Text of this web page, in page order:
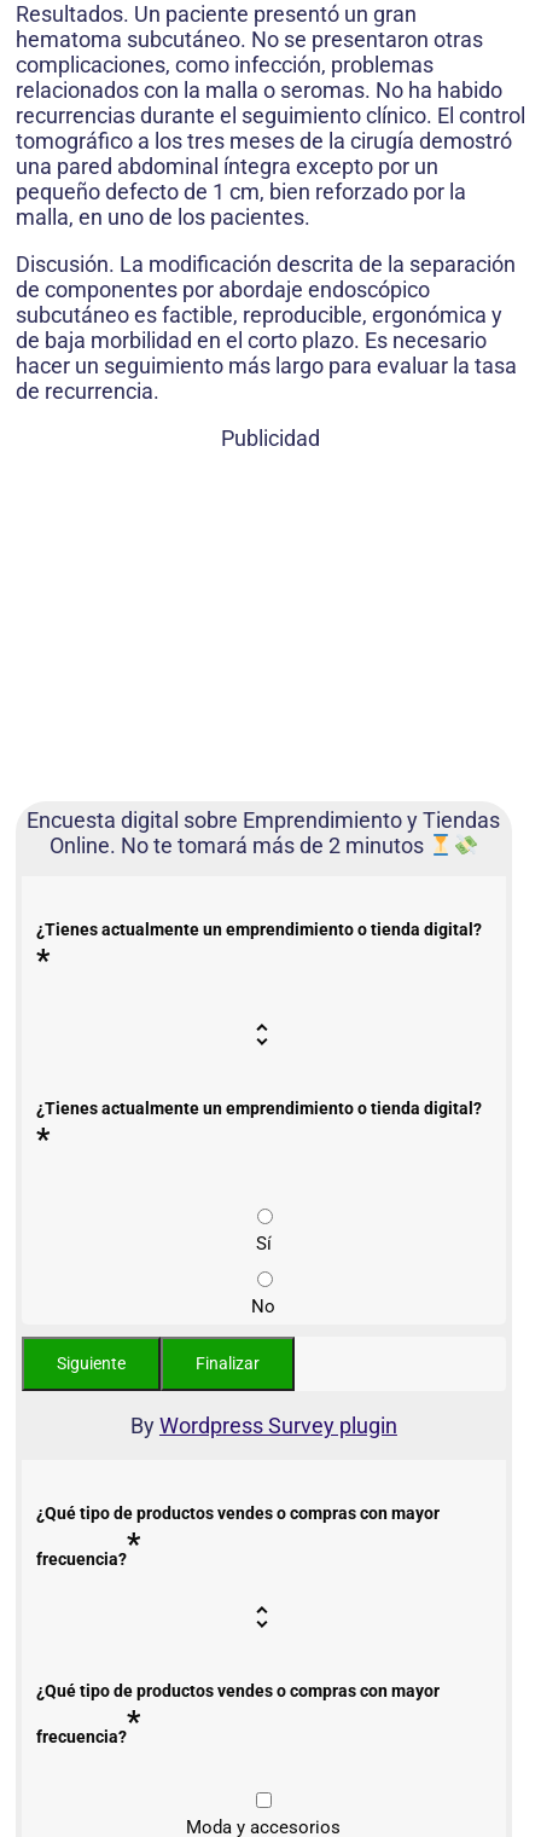
Resultados. Un paciente presentó un gran
hematoma subcutáneo. No se presentaron otras
complicaciones, como infección, problemas
relacionados con la malla o seromas. No ha habido
recurrencias durante el seguimiento clínico. El control
tomográfico a los tres meses de la cirugía demostró
una pared abdominal íntegra excepto por un
pequeño defecto de 1 cm, bien reforzado por la
malla, en uno de los pacientes.
Discusión. La modificación descrita de la separación
de componentes por abordaje endoscópico
subcutáneo es factible, reproducible, ergonómica y
de baja morbilidad en el corto plazo. Es necesario
hacer un seguimiento más largo para evaluar la tasa
de recurrencia.
Publicidad
Encuesta digital sobre Emprendimiento y Tiendas
Online. No te tomará más de 2 minutos
¿Tienes actualmente un emprendimiento o tienda digital?
*
¿Tienes actualmente un emprendimiento o tienda digital?
*
Sí
No
ByWordpress Survey plugin
¿Qué tipo de productos vendes o compras con mayor
frecuencia?*
¿Qué tipo de productos vendes o compras con mayor
frecuencia?*
Moda y accesorios